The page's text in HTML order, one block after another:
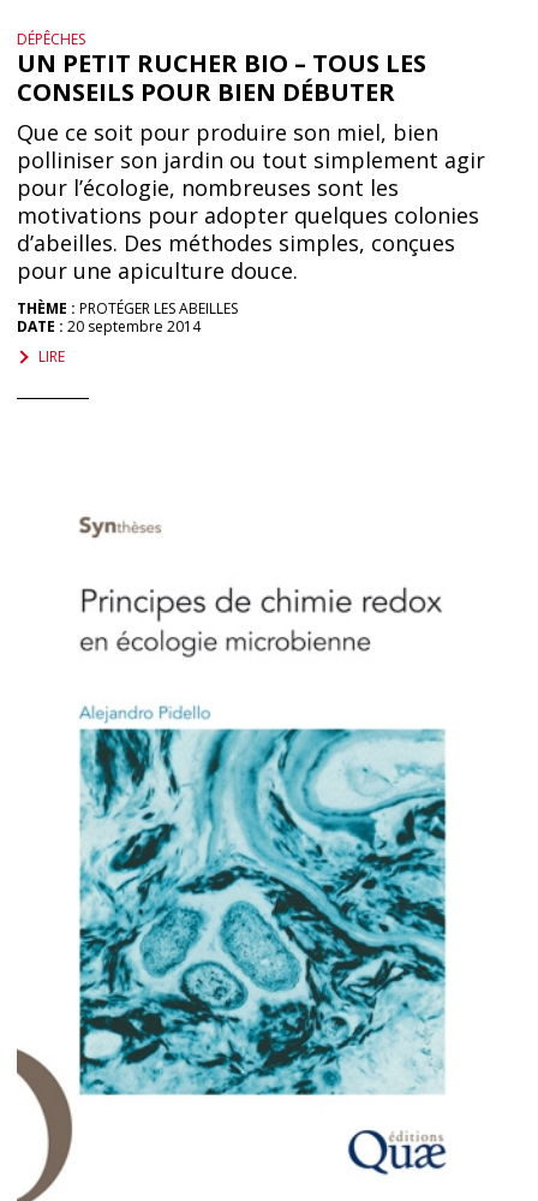
DÉPÊCHES
UN PETIT RUCHER BIO – TOUS LES
CONSEILS POUR BIEN DÉBUTER
Que ce soit pour produire son miel, bien
polliniser son jardin ou tout simplement agir
pour l’écologie, nombreuses sont les
motivations pour adopter quelques colonies
d’abeilles. Des méthodes simples, conçues
pour une apiculture douce.
THÈME : PROTÉGER LES ABEILLES
DATE : 20 septembre 2014
LIRE